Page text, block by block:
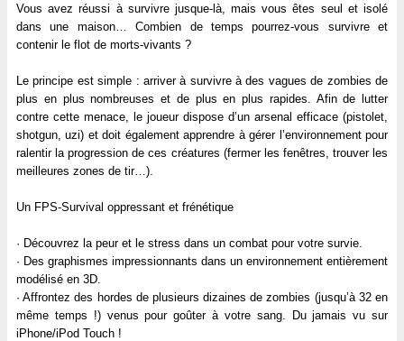
Vous avez réussi à survivre jusque-là, mais vous êtes seul et isolé
dans une maison… Combien de temps pourrez-vous survivre et
contenir le flot de morts-vivants ?
Le principe est simple : arriver à survivre à des vagues de zombies de
plus en plus nombreuses et de plus en plus rapides. Afin de lutter
contre cette menace, le joueur dispose d’un arsenal efficace (pistolet,
shotgun, uzi) et doit également apprendre à gérer l’environnement pour
ralentir la progression de ces créatures (fermer les fenêtres, trouver les
meilleures zones de tir…).
Un FPS-Survival oppressant et frénétique
· Découvrez la peur et le stress dans un combat pour votre survie.
· Des graphismes impressionnants dans un environnement entièrement
modélisé en 3D.
· Affrontez des hordes de plusieurs dizaines de zombies (jusqu’à 32 en
même temps !) venus pour goûter à votre sang. Du jamais vu sur
iPhone/iPod Touch !